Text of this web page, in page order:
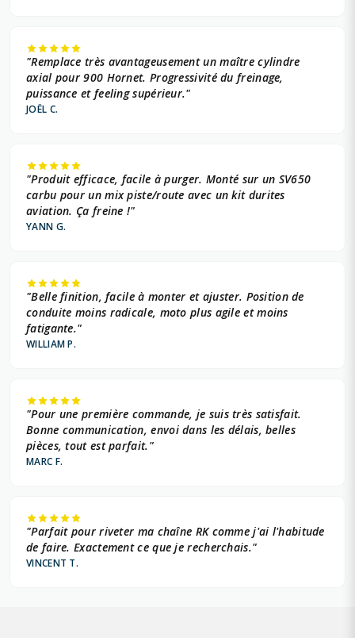
"Remplace très avantageusement un maître cylindre
axial pour 900 Hornet. Progressivité du freinage,
puissance et feeling supérieur."
JOËL C.
"Produit efficace, facile à purger. Monté sur un SV650
carbu pour un mix piste/route avec un kit durites
aviation. Ça freine !"
YANN G.
"Belle finition, facile à monter et ajuster. Position de
conduite moins radicale, moto plus agile et moins
fatigante."
WILLIAM P.
"Pour une première commande, je suis très satisfait.
Bonne communication, envoi dans les délais, belles
pièces, tout est parfait."
MARC F.
"Parfait pour riveter ma chaîne RK comme j'ai l'habitude
de faire. Exactement ce que je recherchais."
VINCENT T.